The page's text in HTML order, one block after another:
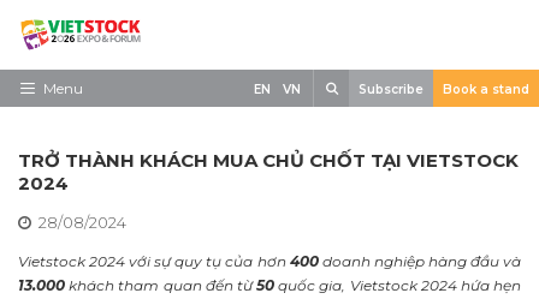
Skip
contentMenu
Về triển lãm
Trưng Bày
Tham Quan
EN VN Subscribe Book a stand
TRỞ THÀNH KHÁCH MUA CHỦ CHỐT TẠI VIETSTOCK
2024
28/08/2024
Vietstock 2024 với sự quy tụ của hơn 400doanh nghiệp hàng đầu và
13.000 khách tham quan đến từ50 quốc gia, Vietstock 2024 hứa hẹn